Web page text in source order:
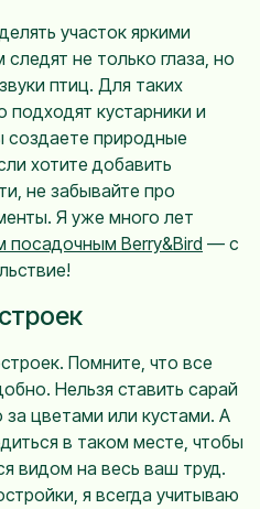
участок яркими
не только глаза, но
птиц. Для таких
кустарники и
природные
хотите добавить
не забывайте про
Я уже много лет
посадочным Berry&Bird — с
Помните, что все
Нельзя ставить сарай
за цветами или кустами. А
в таком месте, чтобы
видом на весь ваш труд.
я всегда учитываю